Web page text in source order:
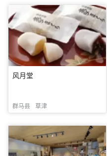
风月堂
群马县 草津